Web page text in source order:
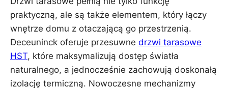
praktyczną, ale są także elementem, który łączy
wnętrze domu z otaczającą go przestrzenią.
Deceuninck oferuje przesuwne drzwi tarasowe
HST, które maksymalizują dostęp światła
naturalnego, a jednocześnie zachowują doskonałą
izolację termiczną. Nowoczesne mechanizmy